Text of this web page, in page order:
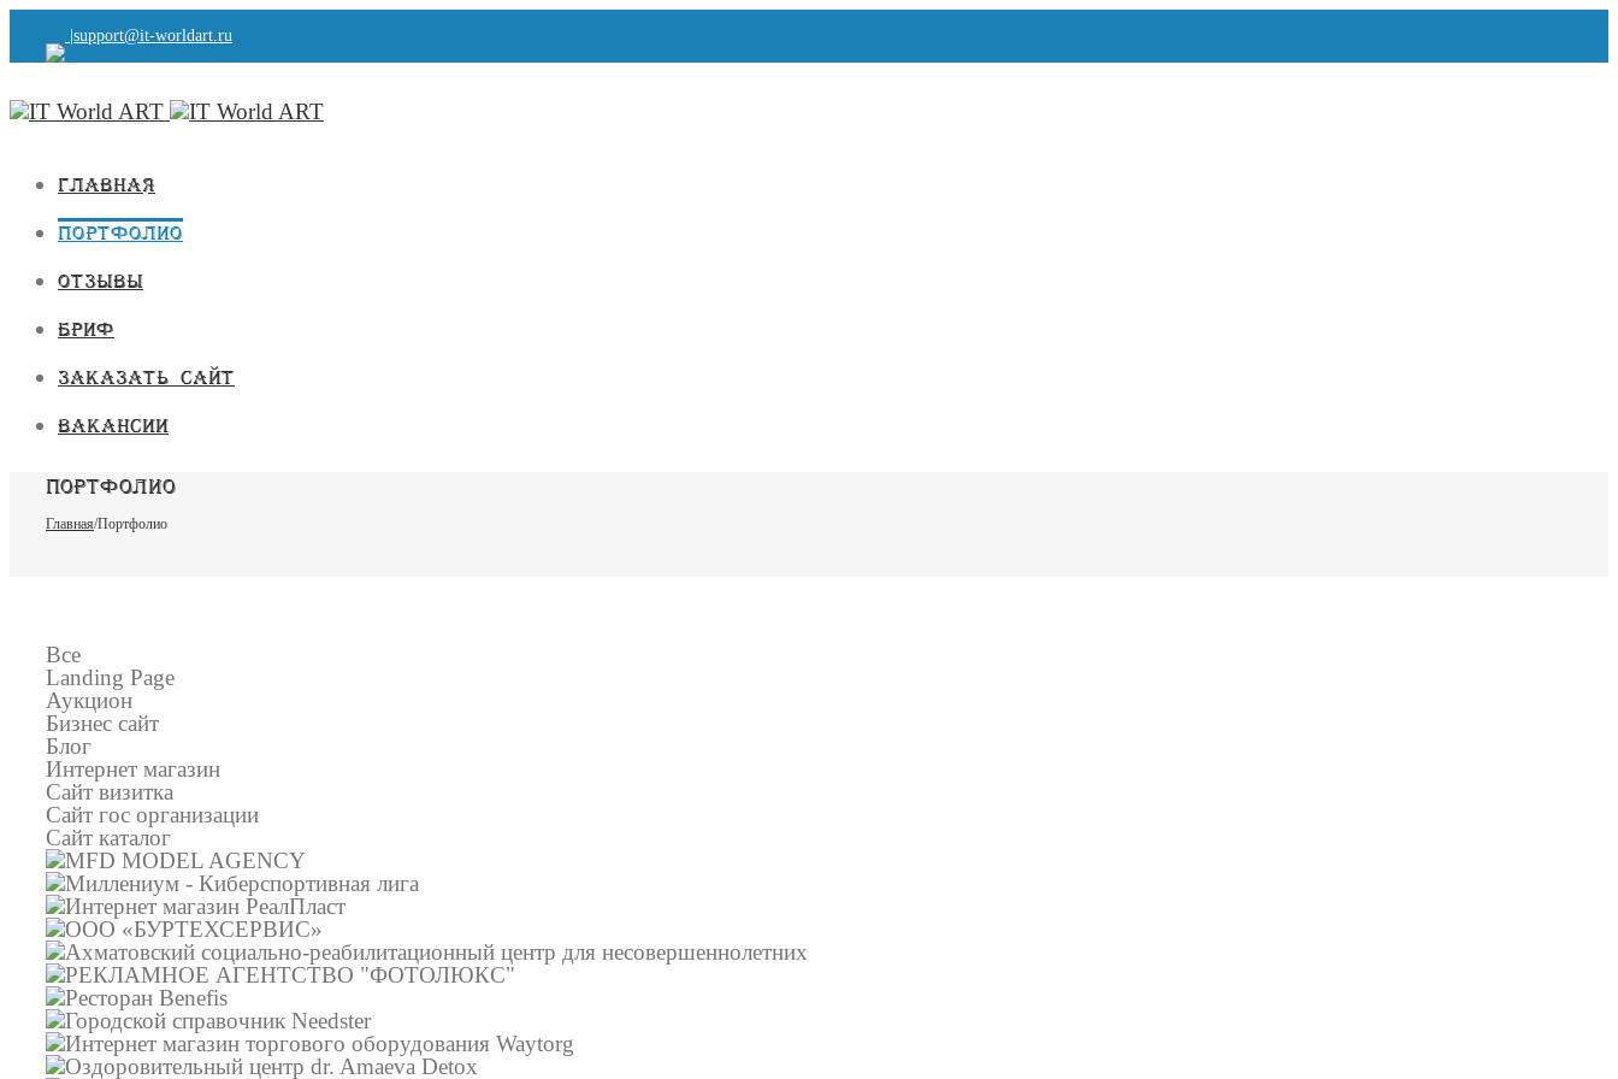
support@it-worldart.ru
Главная
Портфолио
Отзывы
Бриф
Заказать сайт
Вакансии
Портфолио
Главная/Портфолио
Все
Landing Page
Аукцион
Бизнес сайт
Блог
Интернет магазин
Сайт визитка
Сайт гос организации
Сайт каталог